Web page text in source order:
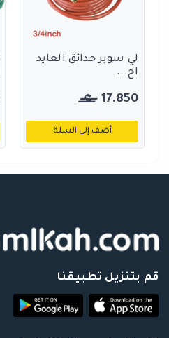
لي سوبر حدائق العايد
اح...
17.850
أضف إلى السلة
قم بتنزيل تطبيقنا